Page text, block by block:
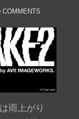
COMMENTS
雨上がり